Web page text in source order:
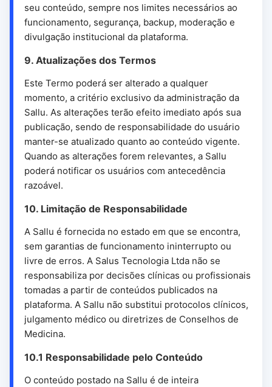
seu conteúdo, sempre nos limites necessários ao
funcionamento, segurança, backup, moderação e
divulgação institucional da plataforma.
9. Atualizações dos Termos
Este Termo poderá ser alterado a qualquer
momento, a critério exclusivo da administração da
Sallu. As alterações terão efeito imediato após sua
publicação, sendo de responsabilidade do usuário
manter-se atualizado quanto ao conteúdo vigente.
Quando as alterações forem relevantes, a Sallu
poderá notificar os usuários com antecedência
razoável.
10. Limitação de Responsabilidade
A Sallu é fornecida no estado em que se encontra,
sem garantias de funcionamento ininterrupto ou
livre de erros. A Salus Tecnologia Ltda não se
responsabiliza por decisões clínicas ou profissionais
tomadas a partir de conteúdos publicados na
plataforma. A Sallu não substitui protocolos clínicos,
julgamento médico ou diretrizes de Conselhos de
Medicina.
10.1 Responsabilidade pelo Conteúdo
O conteúdo postado na Sallu é de inteira